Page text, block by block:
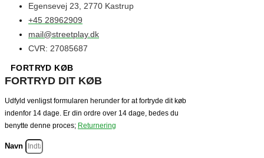
Egensevej 23, 2770 Kastrup
+45 28962909
mail@streetplay.dk
CVR: 27085687
FORTRYD KØB
FORTRYD DIT KØB
Udfyld venligst formularen herunder for at fortryde dit køb
indenfor 14 dage. Er din ordre over 14 dage, bedes du
benytte denne proces; Returnering
Navn